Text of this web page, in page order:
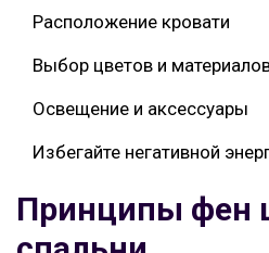
Расположение кровати
Выбор цветов и
Освещение и аксессуары
Избегайте негативной
Принципы фен